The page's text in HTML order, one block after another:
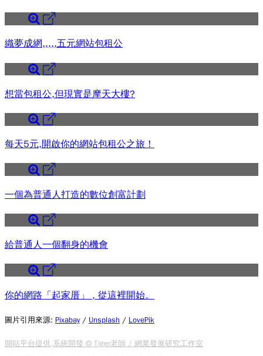
織夢成網,,,,,五元網站包租公
想當包租公,但現實是摩天大樓?
每天5元,開啟你的網站包租公之旅！
一個為普通人打造的數位創富計劃
給普通人一個翻身的機會
你的網路「起家厝」 , 從這裡開始。
圖片引用來源: Pixabay/ Unsplash / LovePik
開站平台提供,系統開發 © Tiger老師 / 網業發展研究工作室